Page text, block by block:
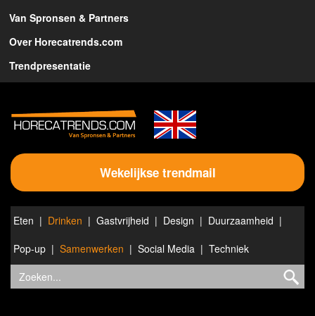
Van Spronsen & Partners
Over Horecatrends.com
Trendpresentatie
Wekelijkse trendmail
Eten Drinken Gastvrijheid Design
Duurzaamheid
Pop-up
Samenwerken Social Media Techniek